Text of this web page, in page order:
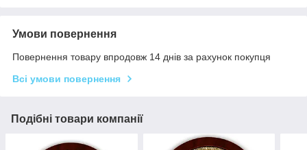
Умови повернення
Повернення товару впродовж 14 днів за рахунок покупця
Всі умови повернення
Подібні товари компанії